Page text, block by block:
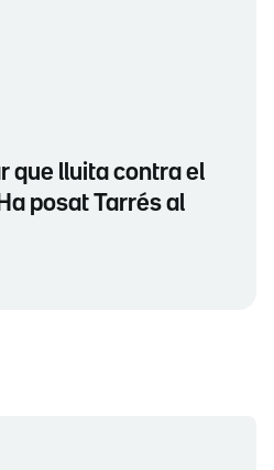
que lluita contra el
posat Tarrés al